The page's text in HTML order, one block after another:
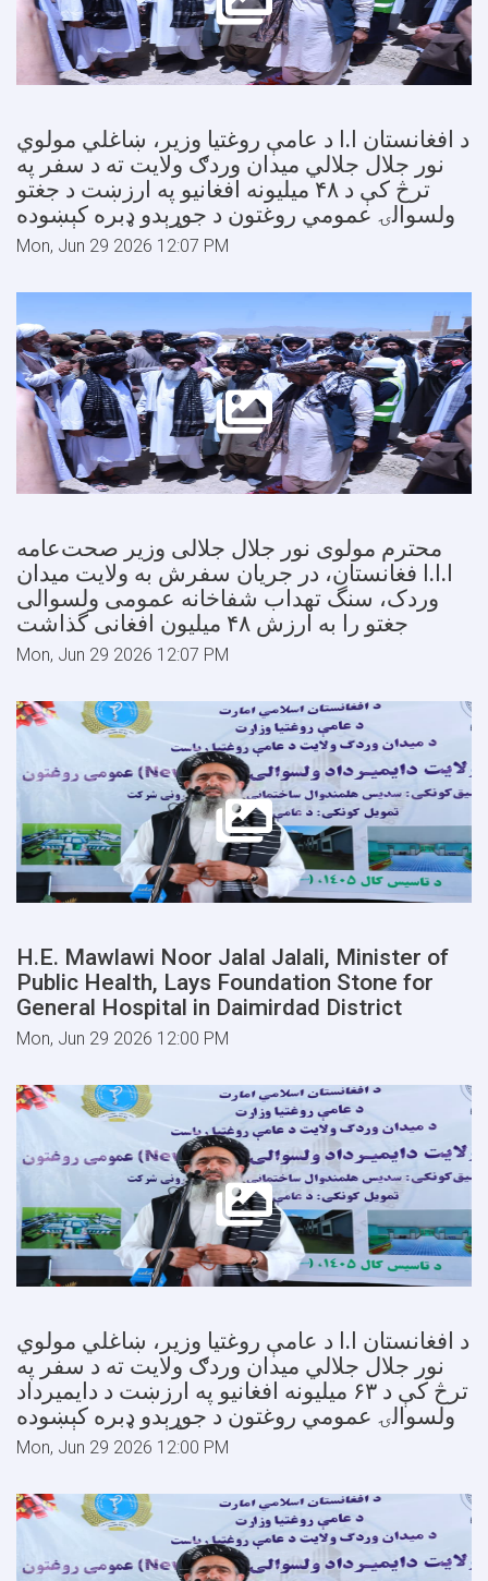
د افغانستان ا.ا د عامې روغتیا وزیر، ښاغلي مولوي
نور جلال جلالي میدان وردګ ولایت ته د سفر په
ترڅ کې د ۴۸ میلیونه افغانیو په ارزښت د جغتو
ولسوالۍ عمومي روغتون د جوړېدو ډبره کېښوده
Mon, Jun 29 2026 12:07 PM
محترم مولوی نور جلال جلالی وزیر صحت‌عامه
ا.ا.ا فغانستان، در جریان سفرش به ولایت میدان
وردک، سنگ تهداب شفاخانه عمومی ولسوالی
جغتو را به ارزش ۴۸ میلیون افغانی گذاشت
Mon, Jun 29 2026 12:07 PM
H.E. Mawlawi Noor Jalal Jalali, Minister of
Public Health, Lays Foundation Stone for
General Hospital in Daimirdad District
Mon, Jun 29 2026 12:00 PM
د افغانستان ا.ا د عامې روغتیا وزیر، ښاغلي مولوي
نور جلال جلالي میدان وردګ ولایت ته د سفر په
ترڅ کې د ۶۳ میلیونه افغانیو په ارزښت د دایمیرداد
ولسوالۍ عمومي روغتون د جوړېدو ډبره کېښوده
Mon, Jun 29 2026 12:00 PM